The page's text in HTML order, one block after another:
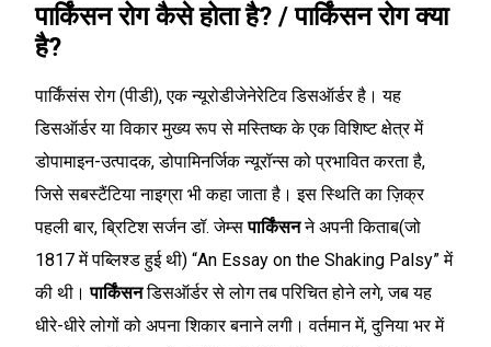
पार्किंसन रोग कैसे होता है? / पार्किंसन रोग क्या
है?
पार्किंसंस रोग (पीडी), एक न्यूरोडीजेनेरेटिव डिसऑर्डर है। यह
डिसऑर्डर या विकार मुख्य रूप से मस्तिष्क के एक विशिष्ट क्षेत्र में
डोपामाइन-उत्पादक, डोपामिनर्जिक न्यूरॉन्स को प्रभावित करता है,
जिसे सबस्टैंटिया नाइग्रा भी कहा जाता है। इस स्थिति का ज़िक्र
पहली बार, ब्रिटिश सर्जन डॉ. जेम्सपार्किंसनने अपनी किताब(जो
1817 में पब्लिश्ड हुई थी) “An Essay on the Shaking Palsy” में
की थी।पार्किंसनडिसऑर्डर से लोग तब परिचित होने लगे, जब यह
धीरे-धीरे लोगों को अपना शिकार बनाने लगी। वर्तमान में, दुनिया भर में